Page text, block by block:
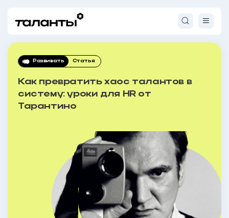
Развивать Статья
Как превратить хаос талантов в
систему: уроки для HR от
Тарантино